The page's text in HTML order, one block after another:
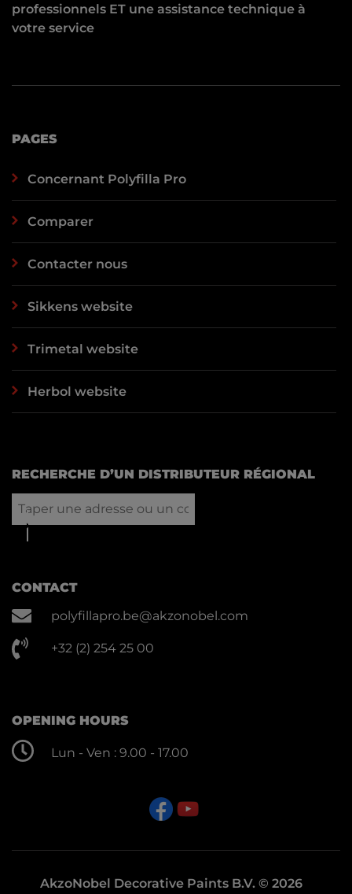
professionnels ET une assistance technique à
votre service
PAGES
Concernant Polyfilla Pro
Comparer
Contacter nous
Sikkens website
Trimetal website
Herbol website
RECHERCHE D’UN DISTRIBUTEUR RÉGIONAL
CONTACT
polyfillapro.be@akzonobel.com
+32 (2) 254 25 00
OPENING HOURS
Lun - Ven : 9.00 - 17.00
AkzoNobel Decorative Paints B.V. © 2026